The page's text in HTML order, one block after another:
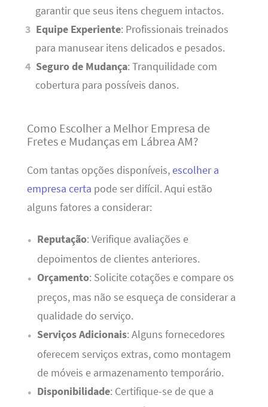
garantir que seus itens cheguem intactos.
Equipe Experiente: Profissionais treinados
para manusear itens delicados e pesados.
Seguro de Mudança: Tranquilidade com
cobertura para possíveis danos.
Como Escolher a Melhor Empresa de
Fretes e Mudanças em Lábrea AM?
Com tantas opções disponíveis,escolher a
empresa certa pode ser difícil. Aqui estão
alguns fatores a considerar:
Reputação: Verifique avaliações e
depoimentos de clientes anteriores.
Orçamento: Solicite cotações e compare os
preços, mas não se esqueça de considerar a
qualidade do serviço.
Serviços Adicionais: Alguns fornecedores
oferecem serviços extras, como montagem
de móveis e armazenamento temporário.
Disponibilidade: Certifique-se de que a